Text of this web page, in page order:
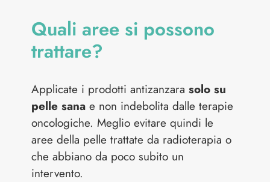
Quali aree si possono
trattare?
Applicate i prodotti antizanzarasolo su
pelle sana e non indebolita dalle terapie
oncologiche. Meglio evitare quindi le
aree della pelle trattate da radioterapia o
che abbiano da poco subito un
intervento.